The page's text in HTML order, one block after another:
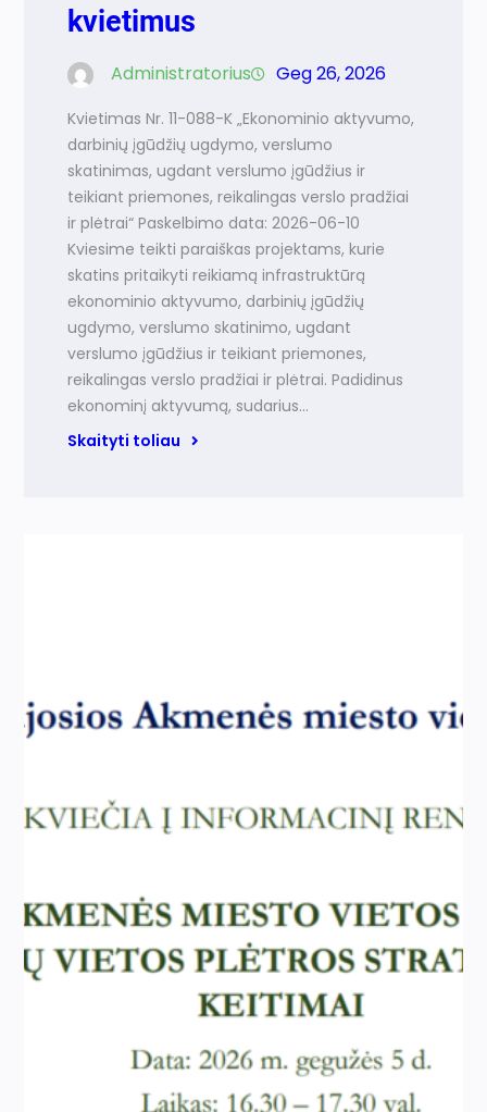
kvietimus
Administratorius Geg 26, 2026
Kvietimas Nr. 11-088-K „Ekonominio aktyvumo,
darbinių įgūdžių ugdymo, verslumo
skatinimas, ugdant verslumo įgūdžius ir
teikiant priemones, reikalingas verslo pradžiai
ir plėtrai“ Paskelbimo data: 2026-06-10
Kviesime teikti paraiškas projektams, kurie
skatins pritaikyti reikiamą infrastruktūrą
ekonominio aktyvumo, darbinių įgūdžių
ugdymo, verslumo skatinimo, ugdant
verslumo įgūdžius ir teikiant priemones,
reikalingas verslo pradžiai ir plėtrai. Padidinus
ekonominį aktyvumą, sudarius…
Skaityti toliau